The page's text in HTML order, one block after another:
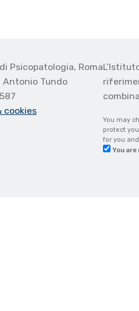
Psicopatologia, Roma
Antonio Tundo
cookies
You may
protect
for you
You